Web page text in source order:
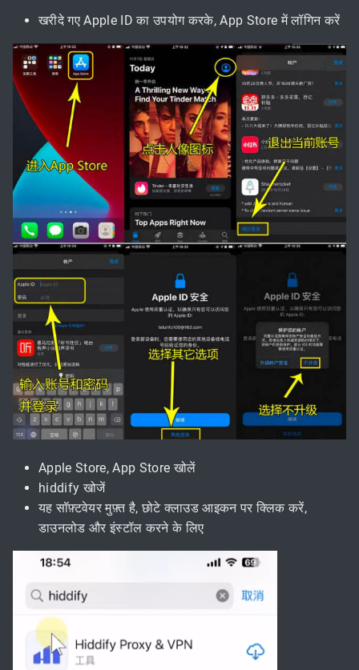
खरीदे गए Apple ID का उपयोग करके, App Store में लॉगिन करें
Apple Store, App Store खोलें
hiddify खोजें
यह सॉफ़्टवेयर मुफ़्त है, छोटे क्लाउड आइकन पर क्लिक करें,
डाउनलोड और इंस्टॉल करने के लिए